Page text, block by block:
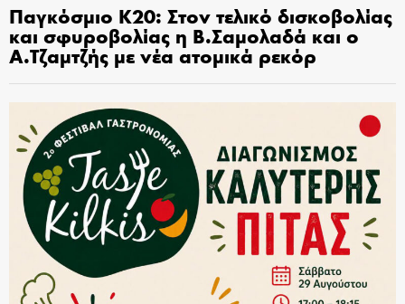
Παγκόσμιο Κ20: Στον τελικό δισκοβολίας
και σφυροβολίας η Β.Σαμολαδά και ο
Α.Τζαμτζής με νέα ατομικά ρεκόρ